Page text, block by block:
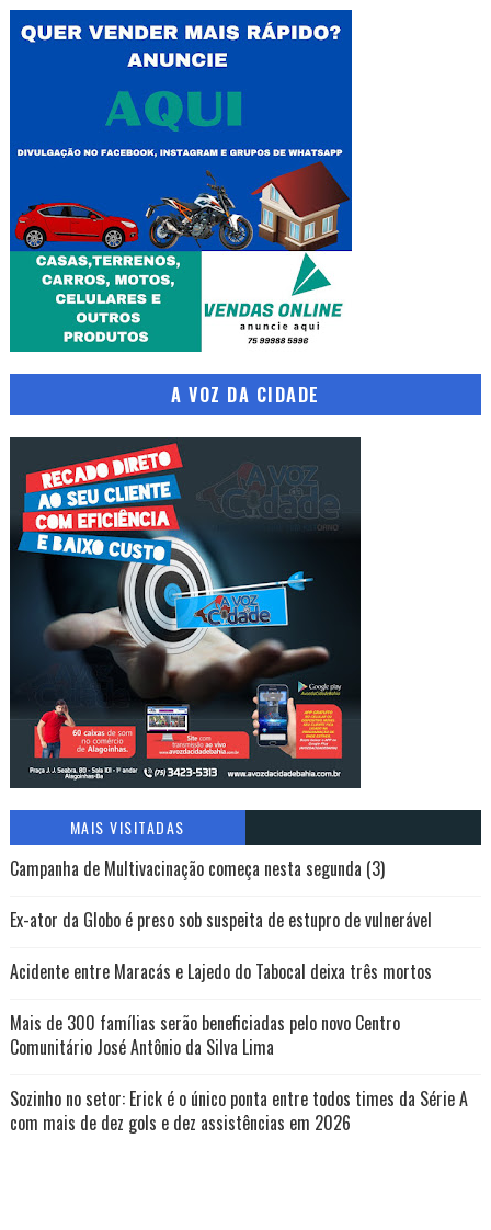
A VOZ DA CIDADE
MAIS VISITADAS
Campanha de Multivacinação começa nesta segunda (3)
Ex-ator da Globo é preso sob suspeita de estupro de vulnerável
Acidente entre Maracás e Lajedo do Tabocal deixa três mortos
Mais de 300 famílias serão beneficiadas pelo novo Centro
Comunitário José Antônio da Silva Lima
Sozinho no setor: Erick é o único ponta entre todos times da Série A
com mais de dez gols e dez assistências em 2026